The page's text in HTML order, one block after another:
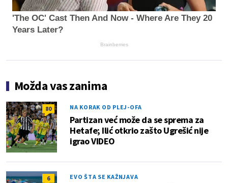
'The OC' Cast Then And Now - Where Are They 20
Years Later?
Brainberries
Možda vas zanima
80 NA KORAK OD PLEJ-OFA
Partizan već može da se sprema za
Hetafe; Ilić otkrio zašto Ugrešić nije
igrao VIDEO
6 EVO ŠTA SE KAŽNJAVA